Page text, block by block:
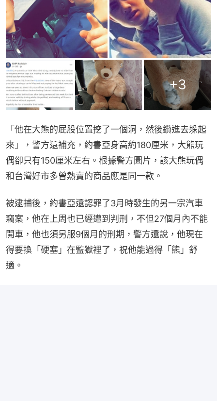
+3
「他在大熊的屁股位置挖了一個洞，然後鑽進去躲起
來」，警方還補充，約書亞身高約180厘米，大熊玩
偶卻只有150厘米左右。根據警方圖片，該大熊玩偶
和台灣好市多曾熱賣的商品應是同一款。
被逮捕後，約書亞還認罪了3月時發生的另一宗汽車
竊案，他在上周也已經遭到判刑，不但27個月內不能
開車，他也須另服9個月的刑期，警方還說，他現在
得要換「硬塞」在監獄裡了，祝他能過得「熊」舒
適。